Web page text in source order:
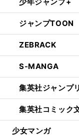
ジャンプTOON
ZEBRACK
S-MANGA
集英社ジャンプ
集英社コミック
少女マンガ